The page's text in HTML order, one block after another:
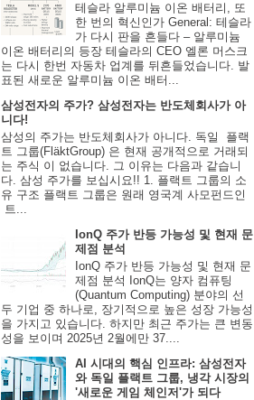
테슬라 알루미늄 이온 배터리, 또
한 번의 혁신인가 General: 테슬라
가 다시 판을 흔들다 – 알루미늄
이온 배터리의 등장 테슬라의 CEO 엘론 머스크
는 다시 한번 자동차 업계를 뒤흔들었습니다. 발
표된 새로운 알루미늄 이온 배터...
삼성전자의 주가? 삼성전자는 반도체회사가 아
니다!
삼성의 주가는 반도체회사가 아니다. 독일 플랙
트 그룹(FläktGroup) 은 현재 공개적으로 거래되
는 주식 이 없습니다. 그 이유는 다음과 같습니
다. 삼성 주가를 보십시요!! 1. 플랙트 그룹의 소
유 구조 플랙트 그룹은 원래 영국계 사모펀드인
트...
IonQ 주가 반등 가능성 및 현재 문
제점 분석
IonQ 주가 반등 가능성 및 현재 문
제점 분석 IonQ는 양자 컴퓨팅
(Quantum Computing) 분야의 선
두 기업 중 하나로, 장기적으로 높은 성장 가능성
을 가지고 있습니다. 하지만 최근 주가는 큰 변동
성을 보이며 2025년 2월에만 37....
AI 시대의 핵심 인프라: 삼성전자
와 독일 플랙트 그룹, 냉각 시장의
'새로운 게임 체인저'가 되다